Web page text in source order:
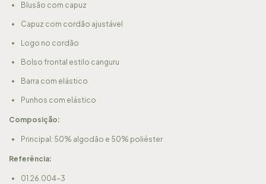
Blusão com capuz
Capuz com cordão ajustável
Logo no cordão
Bolso frontal estilo canguru
Barra com elástico
Punhos com elástico
Composição:
Principal: 50% algodão e 50% poliéster
Referência:
01.26.004-3